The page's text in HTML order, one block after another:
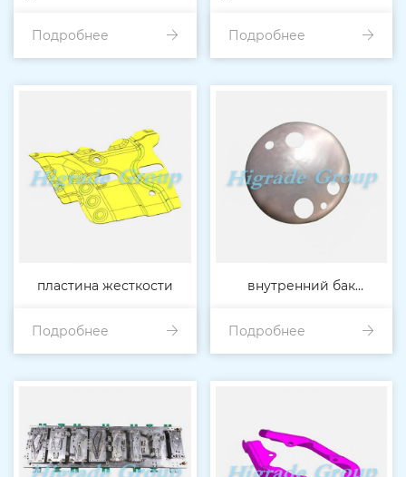
кресел
Подробнее шасси
Подробнее
пластина жесткости
Подробнее
внутренний бак
водонагревателя
Подробнее